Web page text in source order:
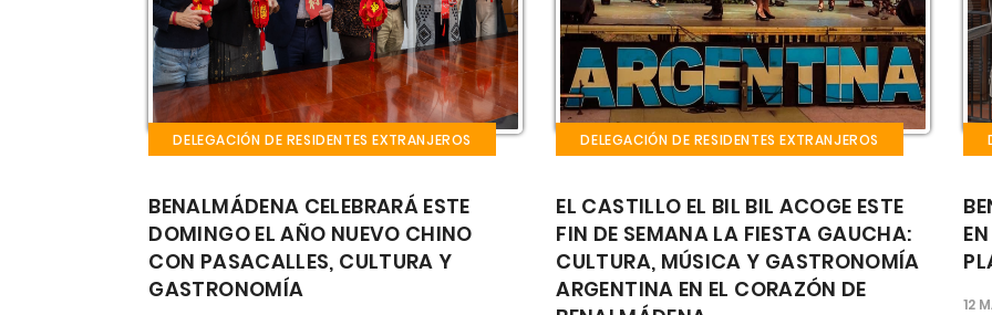
DELEGACIÓN DE RESIDENTES EXTRANJEROS
EL CASTILLO EL BIL BIL ACOGE ESTE
FIN DE SEMANA LA FIESTA GAUCHA:
CULTURA, MÚSICA Y GASTRONOMÍA
ARGENTINA EN EL CORAZÓN DE
DELEGACIÓN DE RESIDENTES EXTRANJEROS
BENALMÁDENA CELEBRARÁ LA FIESTA
EN HONOR A SAN PATRICIO EN LA
PLAZA DE LA MEZQUITA
12 MAR, 2025